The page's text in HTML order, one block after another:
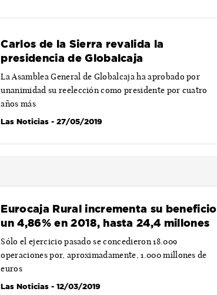
Carlos de la Sierra revalida la
presidencia de Globalcaja
La Asamblea General de Globalcaja ha aprobado por
unanimidad su reelección como presidente por cuatro
años más
Las Noticias - 27/05/2019
Eurocaja Rural incrementa su beneficio
un 4,86% en 2018, hasta 24,4 millones
Sólo el ejercicio pasado se concedieron 18.009
operaciones por, aproximadamente, 1.000 millones de
euros
Las Noticias - 12/03/2019